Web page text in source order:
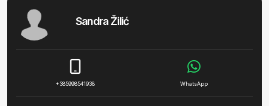
Sandra Žilić
+385998541938 WhatsApp